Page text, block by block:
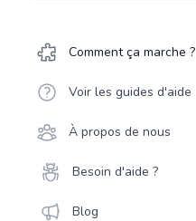
Comment ça marche ?
Voir les guides d'aide
À propos de nous
Besoin d'aide ?
Blog